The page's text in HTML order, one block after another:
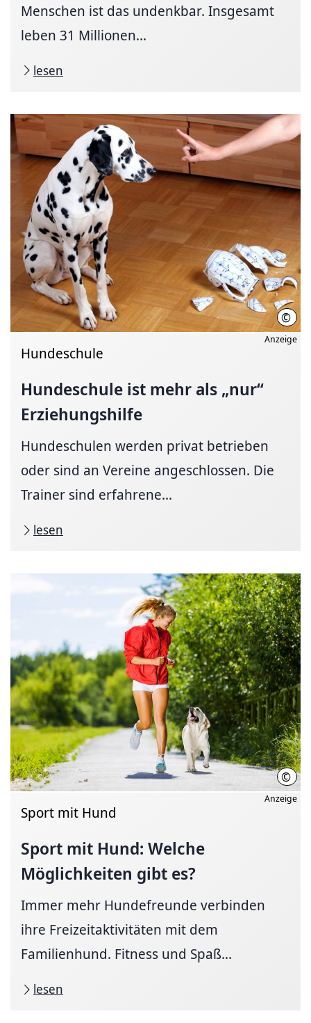
Menschen ist das undenkbar. Insgesamt
leben 31 Millionen...
lesen
©
Anzeige
Hundeschule
Hundeschule ist mehr als „nur“
Erziehungshilfe
Hundeschulen werden privat betrieben
oder sind an Vereine angeschlossen. Die
Trainer sind erfahrene...
lesen
©
Anzeige
Sport mit Hund
Sport mit Hund: Welche
Möglichkeiten gibt es?
Immer mehr Hundefreunde verbinden
ihre Freizeitaktivitäten mit dem
Familienhund. Fitness und Spaß...
lesen